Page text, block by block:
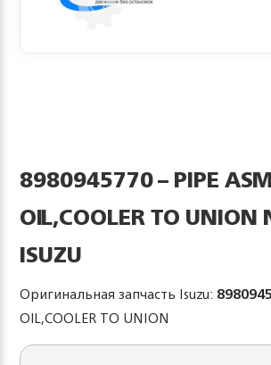
8980945770 – PIPE
OIL,COOLER TO
ISUZU
Оригинальная запчасть Isuzu:
OIL,COOLER TO UNION